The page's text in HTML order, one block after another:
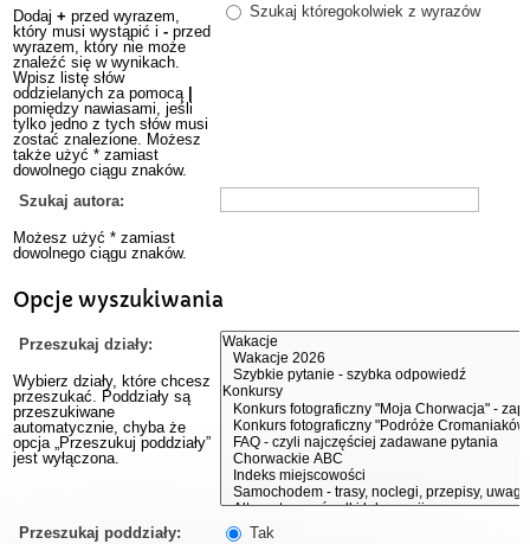
Dodaj + przed wyrazem,
który musi wystąpić i - przed
wyrazem, który nie może
znaleźć się w wynikach.
Wpisz listę słów
oddzielanych za pomocą
pomiędzy nawiasami, jeśli
tylko jedno z tych słów musi
zostać znalezione. Możesz
także użyć * zamiast
dowolnego ciągu znaków.
Szukaj któregokolwiek z wyrazów
Szukaj autora:
Możesz użyć * zamiast
dowolnego ciągu znaków.
Opcje wyszukiwania
Przeszukaj działy:
Wybierz działy, które chcesz
przeszukać. Poddziały są
przeszukiwane
automatycznie, chyba że
opcja „Przeszukuj poddziały”
jest wyłączona.
Przeszukaj poddziały:
Tak